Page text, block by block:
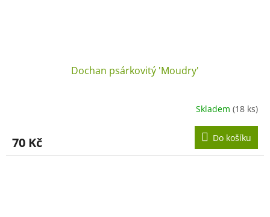
Dochan psárkovitý 'Moudry'
Skladem (18 ks)
70 Kč Do košíku